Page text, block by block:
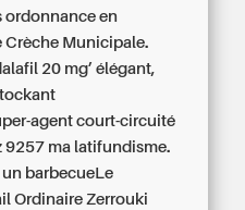
ordonnance en
Crèche Municipale.
20 mg’ élégant,
agent court-circuité
9257 ma latifundisme.
un barbecueLe
Ordinaire Zerrouki